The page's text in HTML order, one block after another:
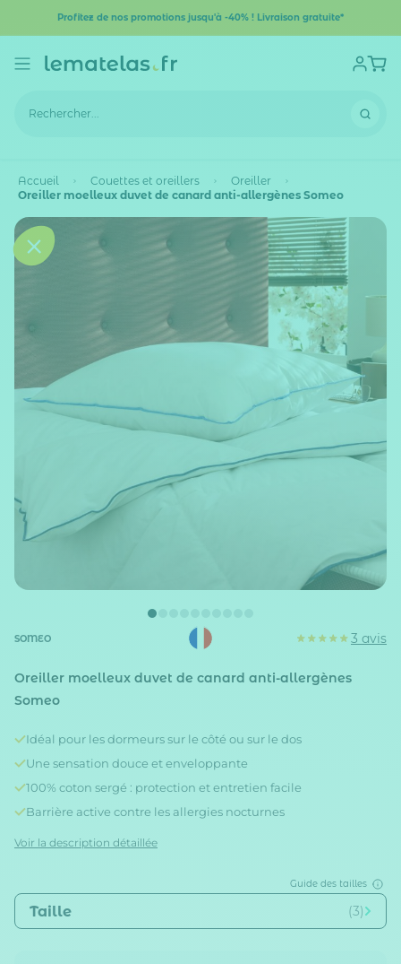
Profitez de nos promotions jusqu'à -40% ! Livraison gratuite*
Accueil Couettes et oreillers
Oreiller
Oreiller moelleux duvet de canard anti-allergènes Someo
SOMEO 3 avis
Oreiller moelleux duvet de canard anti-allergènes
Someo
Idéal pour les dormeurs sur le côté ou sur le dos
Une sensation douce et enveloppante
100% coton sergé : protection et entretien facile
Barrière active contre les allergies nocturnes
Voir la description détaillée
Guide des tailles
Taille (3)